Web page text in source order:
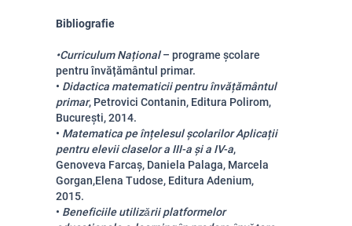
Bibliografie
•Curriculum Național– programe școlare
pentru învățământul primar.
• Didactica matematicii pentru învățământul
primar, Petrovici Contanin, Editura Polirom,
București, 2014.
• Matematica pe înțelesul școlarilor Aplicații
pentru elevii claselor a III-a și a IV-a,
Genoveva Farcaș, Daniela Palaga, Marcela
Gorgan,Elena Tudose, Editura Adenium,
2015.
• Beneficiile utilizǎrii platformelor